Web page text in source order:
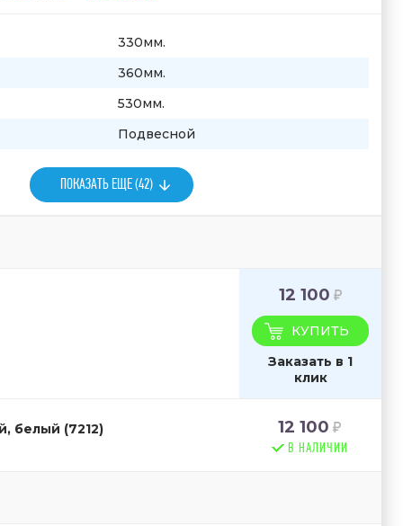
330мм.
360мм.
530мм.
Подвесной
ПОКАЗАТЬ ЕЩЕ (42)
12 100
КУПИТЬ
Заказать в 1
клик
белый (7212) 12 100
В НАЛИЧИИ